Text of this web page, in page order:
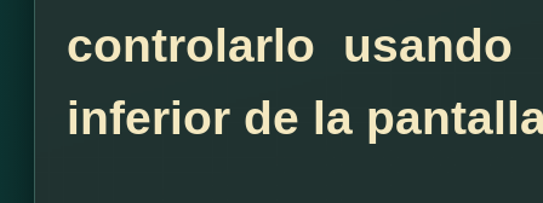
controlarlo
inferior de la